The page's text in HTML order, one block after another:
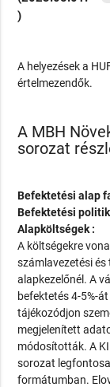
)
A helyezések a
értelmezendők.
A MBH
sorozat
Befektetési alap
Befektetési
Alapköltségek :
A költségekre
számlavezetési
alapkezelőnél. A
befektetés 4-5%-
tájékozódjon
megjelenített
módosították. A
sorozat
formátumban.